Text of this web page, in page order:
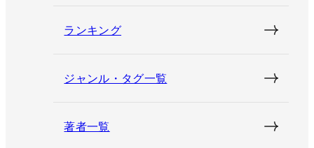
ランキング
ジャンル・タグ一覧
著者一覧